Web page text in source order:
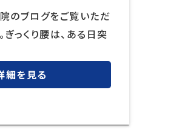
のブログをご覧いただ
ぎっくり腰は、ある日突
細を見る